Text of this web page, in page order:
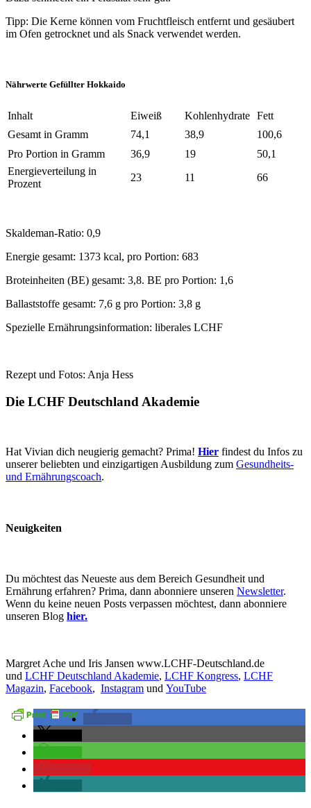
Tipp: Die Kerne können vom Fruchtfleisch entfernt und gesäubert
im Ofen getrocknet und als Snack verwendet werden.
Nährwerte Gefüllter Hokkaido
Inhalt Eiweiß Kohlenhydrate Fett
Gesamt in Gramm
74,1 38,9
100,6
Pro Portion in Gramm
36,9 19
50,1
Energieverteilung in
Prozent
23 11 66
Skaldeman-Ratio: 0,9
Energie gesamt: 1373 kcal, pro Portion: 683
Broteinheiten (BE) gesamt: 3,8. BE pro Portion: 1,6
Ballaststoffe gesamt: 7,6 g pro Portion: 3,8 g
Spezielle Ernährungsinformation: liberales LCHF
Rezept und Fotos: Anja Hess
Die LCHF Deutschland Akademie
Hat Vivian dich neugierig gemacht? Prima! Hier findest du Infos zu
unserer beliebten und einzigartigen Ausbildung zum Gesundheits-
und Ernährungscoach.
Neuigkeiten
Du möchtest das Neueste aus dem Bereich Gesundheit und
Ernährung erfahren? Prima, dann abonniere unseren Newsletter.
Wenn du keine neuen Posts verpassen möchtest, dann abonniere
unseren Blog hier.
Margret Ache und Iris Jansen www.LCHF-Deutschland.de
und LCHF Deutschland Akademie, LCHF Kongress, LCHF
Magazin, Facebook, Instagram und YouTube